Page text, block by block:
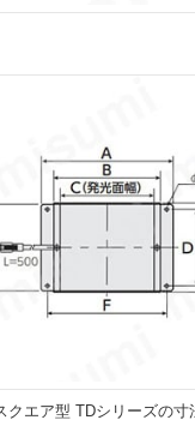
エア型 TDシリーズの寸